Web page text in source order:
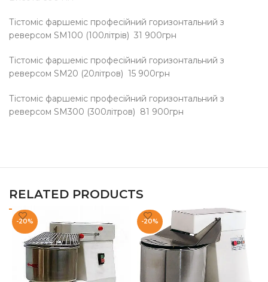
Тістоміс фаршеміс професійний горизонтальний з
реверсом SM100 (100літрів) 31 900грн
Тістоміс фаршеміс професійний горизонтальний з
реверсом SM20 (20літров) 15 900грн
Тістоміс фаршеміс професійний горизонтальний з
реверсом SM300 (300літров) 81 900грн
RELATED PRODUCTS
-20% -20%